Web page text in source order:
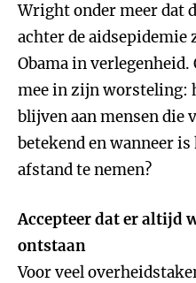
Wright onder meer dat
achter de aidsepidemie
Obama in verlegenheid.
mee in zijn worsteling:
blijven aan mensen die
betekend en wanneer
afstand te nemen?
Accepteer dat er altijd
ontstaan
Voor veel